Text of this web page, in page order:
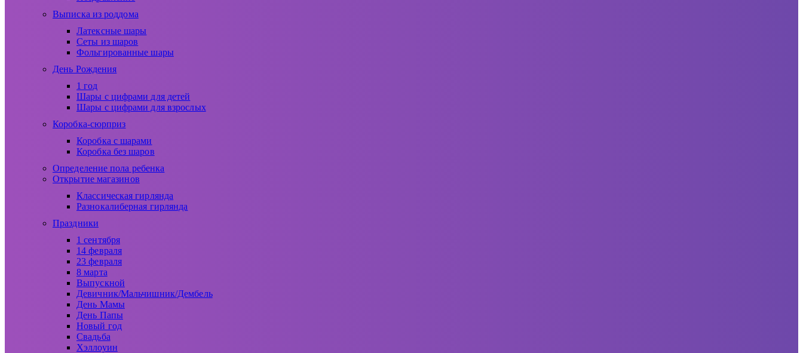
Выписка из роддома
Латексные шары
Сеты из шаров
Фольгированные шары
День Рождения
1 год
Шары с цифрами для детей
Шары с цифрами для взрослых
Коробка-сюрприз
Коробка с шарами
Коробка без шаров
Определение пола ребенка
Открытие магазинов
Классическая гирлянда
Разнокалиберная гирлянда
Праздники
1 сентября
14 февраля
23 февраля
8 марта
Выпускной
Девичник/Мальчишник/Дембель
День Мамы
День Папы
Новый год
Свадьба
Хэллоуин